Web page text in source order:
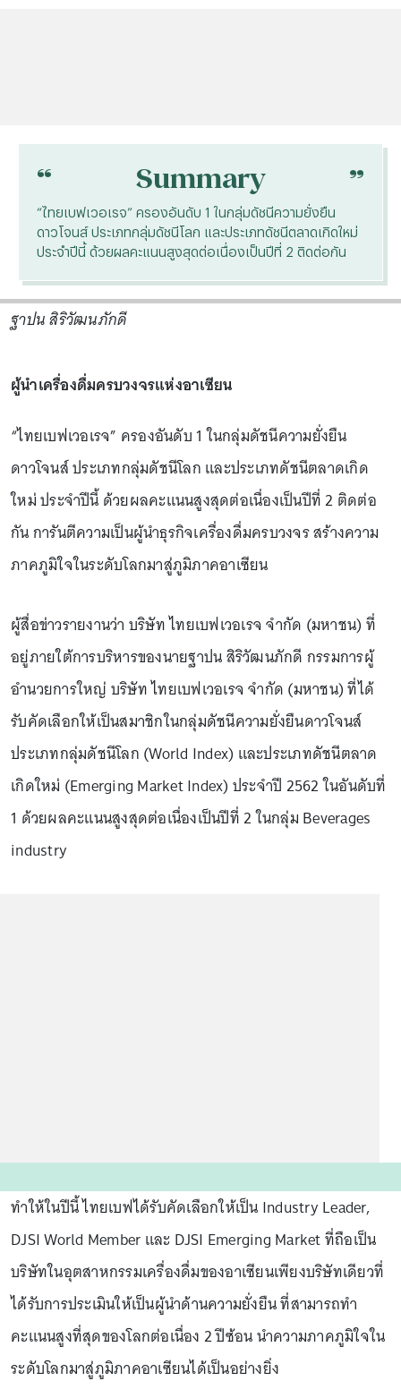
“ Summary “
“ไทยเบฟเวอเรจ” ครองอันดับ 1 ในกลุ่มดัชนีความยั่งยืน
ดาวโจนส์ ประเภทกลุ่มดัชนีโลก และประเภทดัชนีตลาดเกิดใหม่
ประจำปีนี้ ด้วยผลคะแนนสูงสุดต่อเนื่องเป็นปีที่ 2 ติดต่อกัน
ฐาปน สิริวัฒนภักดี
ผู้นำเครื่องดื่มครบวงจรแห่งอาเซียน
“ไทยเบฟเวอเรจ” ครองอันดับ 1 ในกลุ่มดัชนีความยั่งยืน
ดาวโจนส์ ประเภทกลุ่มดัชนีโลก และประเภทดัชนีตลาดเกิด
ใหม่ ประจำปีนี้ ด้วยผลคะแนนสูงสุดต่อเนื่องเป็นปีที่ 2 ติดต่อ
กัน การันตีความเป็นผู้นำธุรกิจเครื่องดื่มครบวงจร สร้างความ
ภาคภูมิใจในระดับโลกมาสู่ภูมิภาคอาเซียน
ผู้สื่อข่าวรายงานว่า บริษัท ไทยเบฟเวอเรจ จํากัด (มหาชน) ที่
อยู่ภายใต้การบริหารของนายฐาปน สิริวัฒนภักดี กรรมการผู้
อำนวยการใหญ่ บริษัท ไทยเบฟเวอเรจ จำกัด (มหาชน) ที่ได้
รับคัดเลือกให้เป็นสมาชิกในกลุ่มดัชนีความยั่งยืนดาวโจนส์
ประเภทกลุ่มดัชนีโลก (World Index) และประเภทดัชนีตลาด
เกิดใหม่ (Emerging Market Index) ประจําปี 2562 ในอันดับที่
1 ด้วยผลคะแนนสูงสุดต่อเนื่องเป็นปีที่ 2 ในกลุ่ม Beverages
industry
ทําให้ในปีนี้ ไทยเบฟได้รับคัดเลือกให้เป็น Industry Leader,
DJSI World Member และ DJSI Emerging Market ที่ถือเป็น
บริษัทในอุตสาหกรรมเครื่องดื่มของอาเซียนเพียงบริษัทเดียวที่
ได้รับการประเมินให้เป็นผู้นําด้านความยั่งยืน ที่สามารถทํา
คะแนนสูงที่สุดของโลกต่อเนื่อง 2 ปีซ้อน นําความภาคภูมิใจใน
ระดับโลกมาสู่ภูมิภาคอาเซียนได้เป็นอย่างยิ่ง